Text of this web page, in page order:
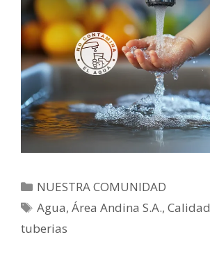
NUESTRA COMUNIDAD
Agua,Área Andina S.A.,Calidad
tuberias